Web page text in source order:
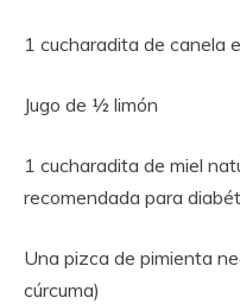
1 cucharadita de canela
Jugo de ½ limón
1 cucharadita de miel
recomendada para
Una pizca de pimienta
cúrcuma)